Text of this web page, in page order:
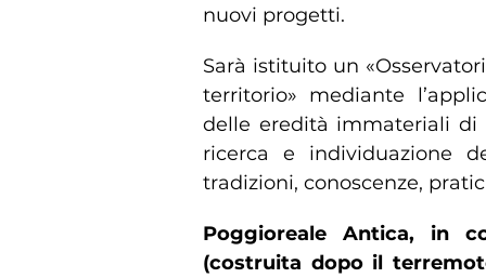
nuovi progetti.
Sarà istituito un
territorio» mediante
delle eredità immateriali di
ricerca e individuazione
tradizioni, conoscenze,
Poggioreale Antica, in
(costruita dopo il